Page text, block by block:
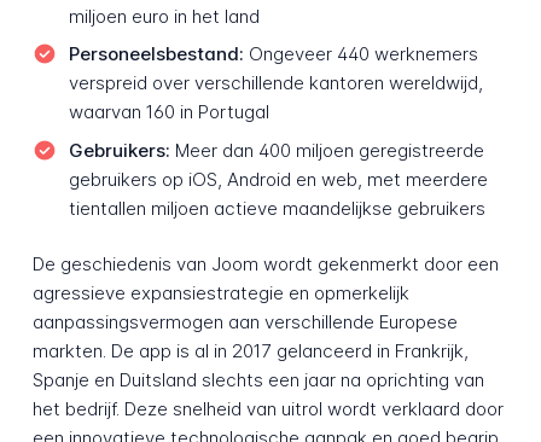
miljoen euro in het land
Personeelsbestand: Ongeveer 440 werknemers
verspreid over verschillende kantoren wereldwijd,
waarvan 160 in Portugal
Gebruikers: Meer dan 400 miljoen geregistreerde
gebruikers op iOS, Android en web, met meerdere
tientallen miljoen actieve maandelijkse gebruikers
De geschiedenis van Joom wordt gekenmerkt door een
agressieve expansiestrategie en opmerkelijk
aanpassingsvermogen aan verschillende Europese
markten. De app is al in 2017 gelanceerd in Frankrijk,
Spanje en Duitsland slechts een jaar na oprichting van
het bedrijf. Deze snelheid van uitrol wordt verklaard door